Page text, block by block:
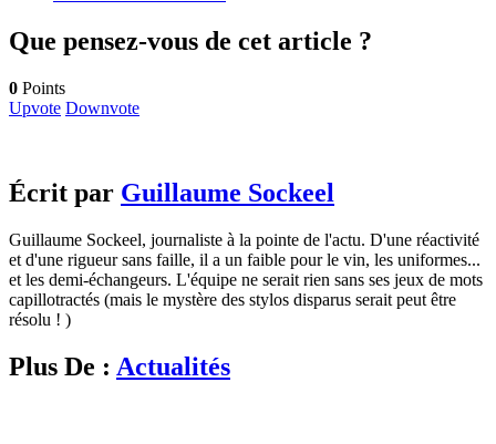
Que pensez-vous de cet article ?
0 Points
Upvote Downvote
Écrit par Guillaume Sockeel
Guillaume Sockeel, journaliste à la pointe de l'actu. D'une réactivité
et d'une rigueur sans faille, il a un faible pour le vin, les uniformes...
et les demi-échangeurs. L'équipe ne serait rien sans ses jeux de mots
capillotractés (mais le mystère des stylos disparus serait peut être
résolu ! )
Plus De : Actualités